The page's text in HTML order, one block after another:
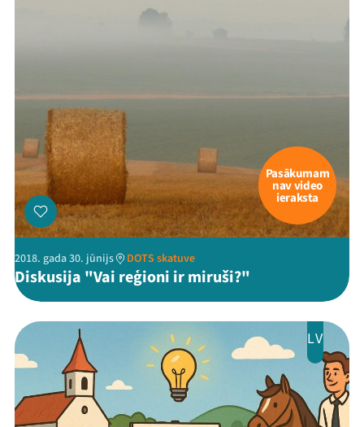
Pasākumam
nav video
ieraksta
2018. gada 30. jūnijs DOTS skatuve
Diskusija "Vai reģioni ir miruši?"
LV